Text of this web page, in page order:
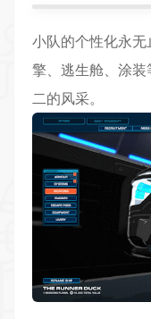
小队的个性化永
擎、逃生舱、涂
二的风采。